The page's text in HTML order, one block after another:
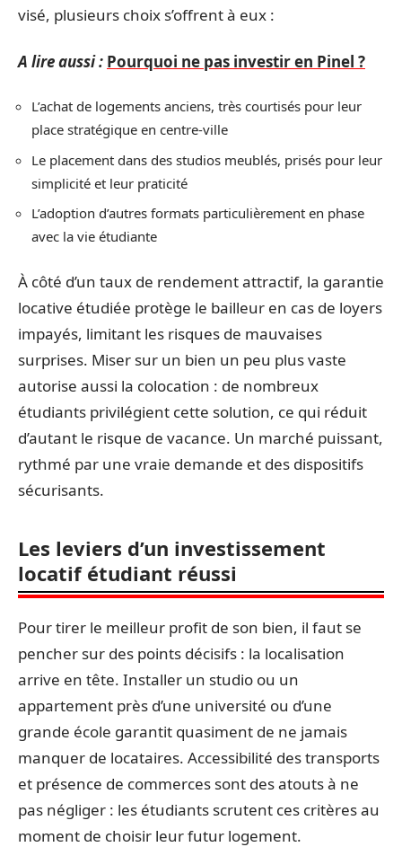
visé, plusieurs choix s’offrent à eux :
A lire aussi : Pourquoi ne pas investir en Pinel ?
L’achat de logements anciens, très courtisés pour leur
place stratégique en centre-ville
Le placement dans des studios meublés, prisés pour leur
simplicité et leur praticité
L’adoption d’autres formats particulièrement en phase
avec la vie étudiante
À côté d’un taux de rendement attractif, la garantie
locative étudiée protège le bailleur en cas de loyers
impayés, limitant les risques de mauvaises
surprises. Miser sur un bien un peu plus vaste
autorise aussi la colocation : de nombreux
étudiants privilégient cette solution, ce qui réduit
d’autant le risque de vacance. Un marché puissant,
rythmé par une vraie demande et des dispositifs
sécurisants.
Les leviers d’un investissement
locatif étudiant réussi
Pour tirer le meilleur profit de son bien, il faut se
pencher sur des points décisifs : la localisation
arrive en tête. Installer un studio ou un
appartement près d’une université ou d’une
grande école garantit quasiment de ne jamais
manquer de locataires. Accessibilité des transports
et présence de commerces sont des atouts à ne
pas négliger : les étudiants scrutent ces critères au
moment de choisir leur futur logement.